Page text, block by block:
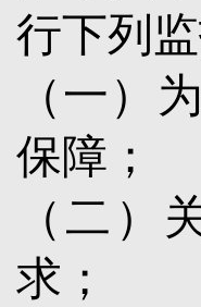
行下列
（一）
保障；
（二）
求；